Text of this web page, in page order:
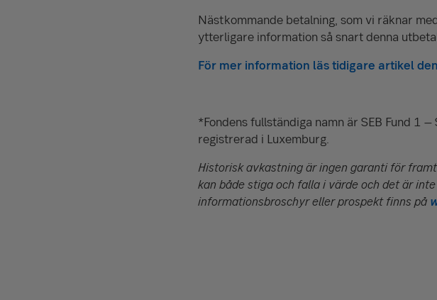
Nästkommande betalning, som vi räknar
ytterligare information så snart denna
För mer information läs tidigare artikel
*Fondens fullständiga namn är SEB Fund 1
registrerad i Luxemburg.
Historisk avkastning är ingen garanti för
kan både stiga och falla i värde och det är
informationsbroschyr eller prospekt finns på